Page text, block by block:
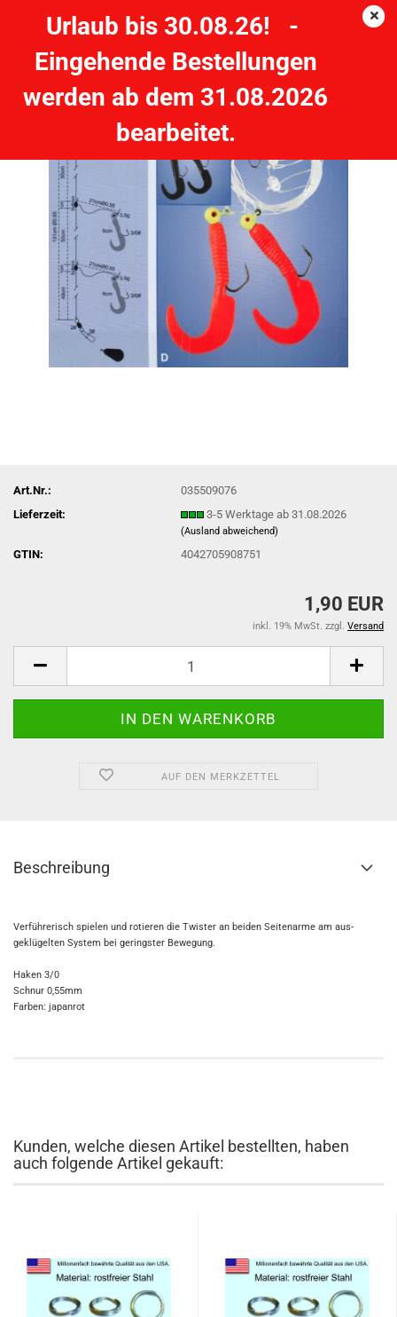
Urlaub bis 30.08.26! -
Eingehende Bestellungen
werden ab dem 31.08.2026
bearbeitet.
Rotationsvorfach 2 Twister - japanrot
Art.Nr.:
035509076
Lieferzeit:
3-5 Werktage ab 31.08.2026
(Ausland abweichend)
GTIN: 4042705908751
1,90 EUR
inkl. 19% MwSt. zzgl. Versand
AUF DEN MERKZETTEL
Beschreibung
Verführ­erisch spielen und rotieren die Twister an beiden Seitenarme am aus­
geklügelten System bei geringster Bewegung.
Haken 3/0
Schnur 0,55mm
Farben: japanrot
Kunden, welche diesen Artikel bestellten, haben
auch folgende Artikel gekauft: